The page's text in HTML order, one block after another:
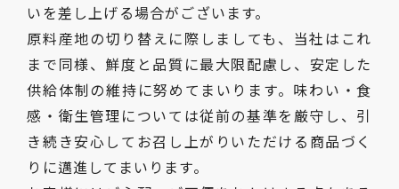
いを差し上げる場合がございます。
原料産地の切り替えに際しましても、当社はこれ
まで同様、鮮度と品質に最大限配慮し、安定した
供給体制の維持に努めてまいります。味わい・食
感・衛生管理については従前の基準を厳守し、引
き続き安心してお召し上がりいただける商品づく
りに邁進してまいります。